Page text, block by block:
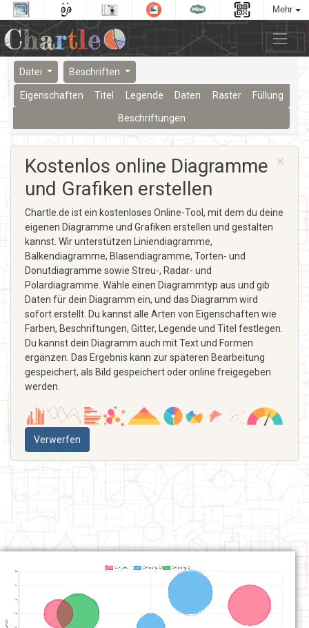
Mehr
Datei Beschriften
Eigenschaften Titel Legende Daten Raster Füllung
Beschriftungen
×
Kostenlos online Diagramme
und Grafiken erstellen
Chartle.de ist ein kostenloses Online-Tool, mit dem du deine
eigenen Diagramme und Grafiken erstellen und gestalten
kannst. Wir unterstützen Liniendiagramme,
Balkendiagramme, Blasendiagramme, Torten- und
Donutdiagramme sowie Streu-, Radar- und
Polardiagramme. Wähle einen Diagrammtyp aus und gib
Daten für dein Diagramm ein, und das Diagramm wird
sofort erstellt. Du kannst alle Arten von Eigenschaften wie
Farben, Beschriftungen, Gitter, Legende und Titel festlegen.
Du kannst dein Diagramm auch mit Text und Formen
ergänzen. Das Ergebnis kann zur späteren Bearbeitung
gespeichert, als Bild gespeichert oder online freigegeben
werden.
Verwerfen